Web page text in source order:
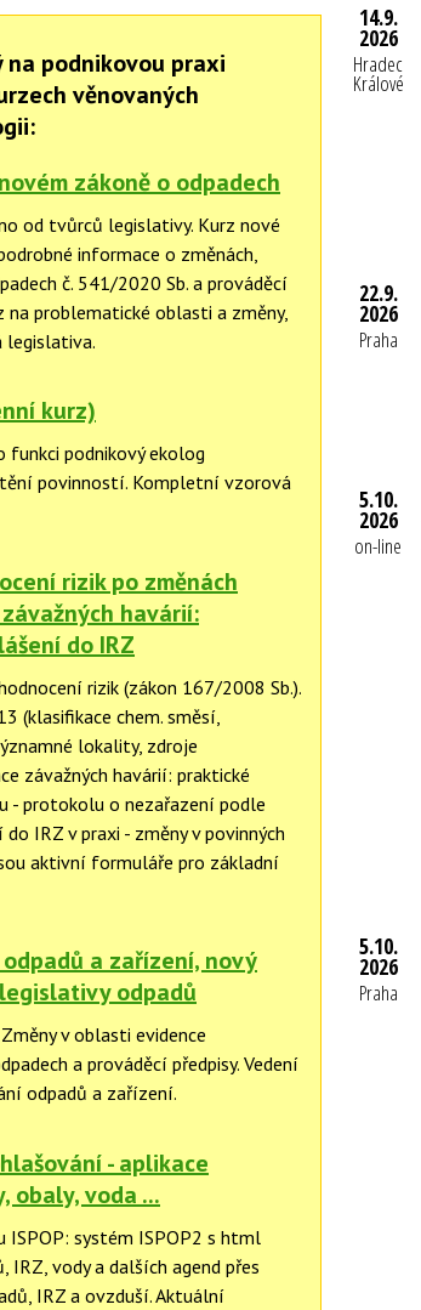
podnikovou praxi
věnovaných
zákoně o odpadech
od tvůrců legislativy. Kurz nové
informace o změnách,
č. 541/2020 Sb. a prováděcí
na problematické oblasti a změny,
legislativa.
kurz)
funkci podnikový ekolog
povinností. Kompletní vzorová
rizik po změnách
havárií:
do IRZ
rizik (zákon 167/2008 Sb.).
(klasifikace chem. směsí,
lokality, zdroje
závažných havárií: praktické
- protokolu o nezařazení podle
IRZ v praxi - změny v povinných
aktivní formuláře pro základní
a zařízení, nový
legislativy odpadů
v oblasti evidence
a prováděcí předpisy. Vedení
odpadů a zařízení.
- aplikace
obaly, voda ...
systém ISPOP2 s html
vody a dalších agend přes
IRZ a ovzduší. Aktuální
14.9.
2026
Hradec
Králové
22.9.
2026
Praha
5.10.
2026
on-line
5.10.
2026
Praha